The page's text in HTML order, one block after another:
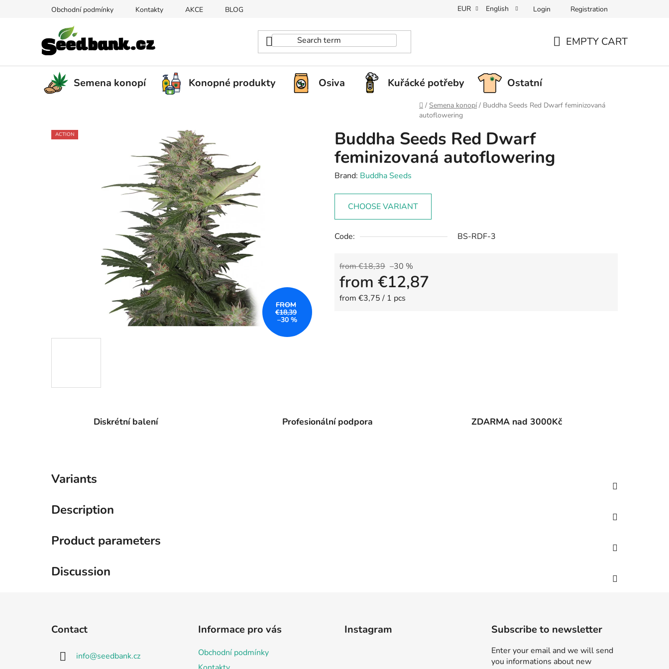
Obchodní podmínky Kontakty AKCE BLOG EUR English Login Registration
EMPTY CART
Semena konopí Konopné produkty Osiva Kuřácké potřeby Ostatní
Home
/ Semena konopí / Buddha Seeds Red Dwarf feminizovaná
autoflowering
Buddha Seeds Red Dwarf
feminizovaná autoflowering
Brand: Buddha Seeds
CHOOSE VARIANT
Code: BS-RDF-3
from €18,39 –30 %
from €12,87
Measure price:
from €3,75 / 1 pcs
ACTION
FROM
€18,39
–30 %
Diskrétní balení Profesionální podpora ZDARMA nad 3000Kč
Variants
Description
Product parameters
Discussion
Contact
info@seedbank.cz
Informace pro vás
Obchodní podmínky
Instagram Subscribe to newsletter
Enter your email and we will send
you informations about new